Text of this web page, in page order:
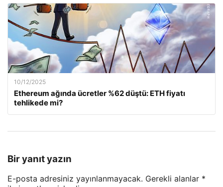
10/12/2025
Ethereum ağında ücretler %62 düştü: ETH fiyatı
tehlikede mi?
Bir yanıt yazın
E-posta adresiniz yayınlanmayacak. Gerekli alanlar *